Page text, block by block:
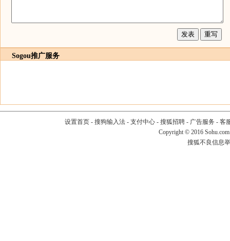
Sogou推广服务
设置首页- 搜狗输入法- 支付中心- 搜狐招聘- 广告服务 - 客
Copyright © 2016
搜狐不良信息